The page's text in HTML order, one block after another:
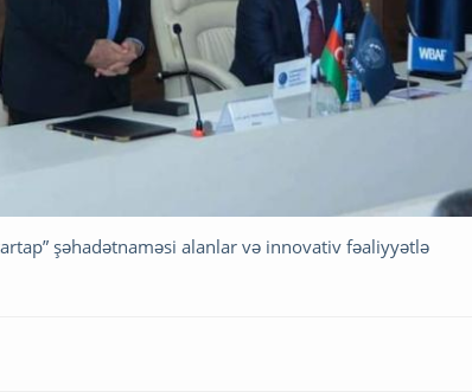
şəhadətnaməsi alanlar və innovativ fəaliyyətlə